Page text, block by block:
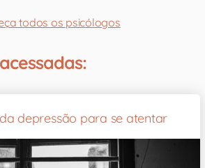
todos os psicólogos
depressão para se atentar